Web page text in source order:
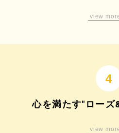
抗酸化作用、ラジカル捕捉
※4 エーデルワイス花
基剤となる水には、みずみず
view
心を満たす"ローズ
view